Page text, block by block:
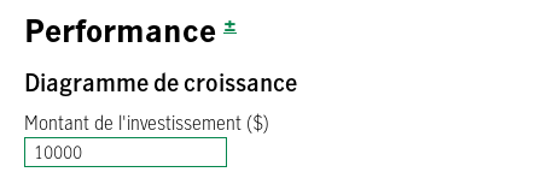
Performance ±
Diagramme de croissance
Montant de l'investissement ($)